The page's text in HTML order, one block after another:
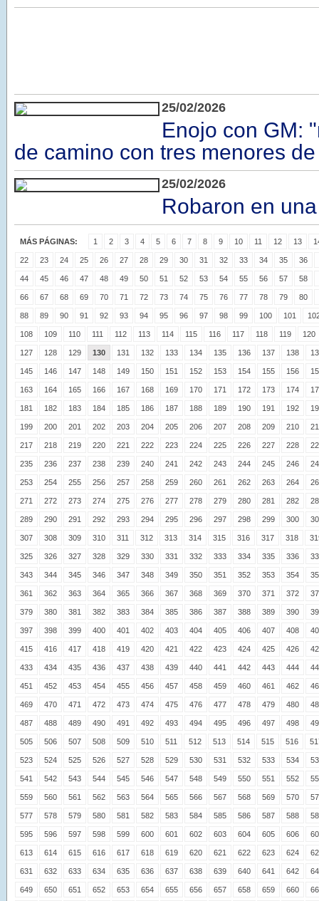
25/02/2026
Enojo con GM:
de camino con tres menores
25/02/2026
Robaron en
MÁS PÁGINAS: 1 2 3 4 5 6 7 8 9 10 11 12 13
22 23 24 25 26 27 28 29 30 31 32 33 34 35 36
44 45 46 47 48 49 50 51 52 53 54 55 56 57 58
66 67 68 69 70 71 72 73 74 75 76 77 78 79 80
88 89 90 91 92 93 94 95 96 97 98 99 100 101
108 109 110 111 112 113 114 115 116 117 118 119 120
127 128 129 130 131 132 133 134 135 136 137 138
145 146 147 148 149 150 151 152 153 154 155 156
163 164 165 166 167 168 169 170 171 172 173 174
181 182 183 184 185 186 187 188 189 190 191 192
199 200 201 202 203 204 205 206 207 208 209 210
217 218 219 220 221 222 223 224 225 226 227 228
235 236 237 238 239 240 241 242 243 244 245 246
253 254 255 256 257 258 259 260 261 262 263 264
271 272 273 274 275 276 277 278 279 280 281 282
289 290 291 292 293 294 295 296 297 298 299 300
307 308 309 310 311 312 313 314 315 316 317 318
325 326 327 328 329 330 331 332 333 334 335 336
343 344 345 346 347 348 349 350 351 352 353 354
361 362 363 364 365 366 367 368 369 370 371 372
379 380 381 382 383 384 385 386 387 388 389 390
397 398 399 400 401 402 403 404 405 406 407 408
415 416 417 418 419 420 421 422 423 424 425 426
433 434 435 436 437 438 439 440 441 442 443 444
451 452 453 454 455 456 457 458 459 460 461 462
469 470 471 472 473 474 475 476 477 478 479 480
487 488 489 490 491 492 493 494 495 496 497 498
505 506 507 508 509 510 511 512 513 514 515 516
523 524 525 526 527 528 529 530 531 532 533 534
541 542 543 544 545 546 547 548 549 550 551 552
559 560 561 562 563 564 565 566 567 568 569 570
577 578 579 580 581 582 583 584 585 586 587 588
595 596 597 598 599 600 601 602 603 604 605 606
613 614 615 616 617 618 619 620 621 622 623 624
631 632 633 634 635 636 637 638 639 640 641 642
649 650 651 652 653 654 655 656 657 658 659 660